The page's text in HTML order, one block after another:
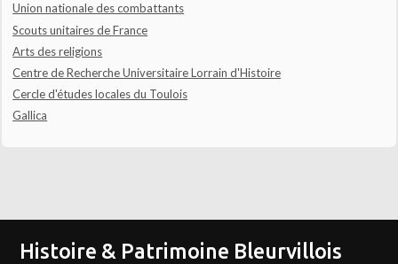
Union nationale des combattants
Scouts unitaires de France
Arts des religions
Centre de Recherche Universitaire Lorrain d'Histoire
Cercle d'études locales du Toulois
Gallica
Histoire & Patrimoine Bleurvillois